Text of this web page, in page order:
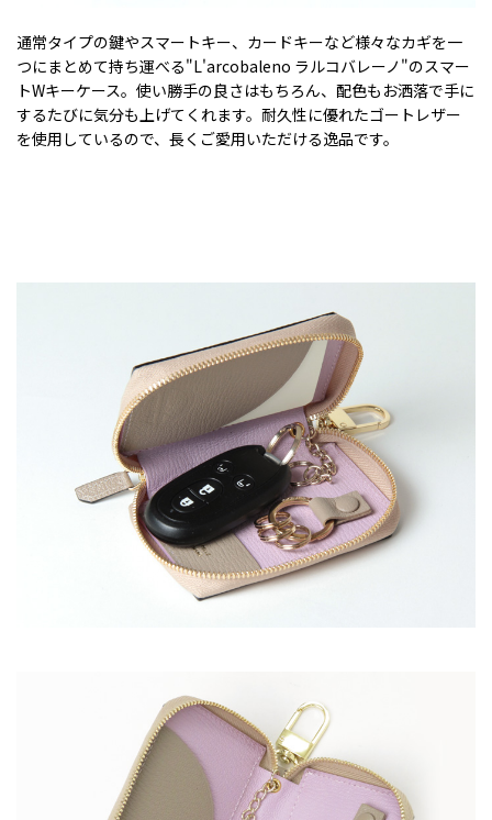
通常タイプの鍵やスマートキー、カードキーなど様々なカギを一
つにまとめて持ち運べる"L'arcobaleno ラルコバレーノ"のスマー
トWキーケース。使い勝手の良さはもちろん、配色もお洒落で手に
するたびに気分も上げてくれます。耐久性に優れたゴートレザー
を使用しているので、長くご愛用いただける逸品です。